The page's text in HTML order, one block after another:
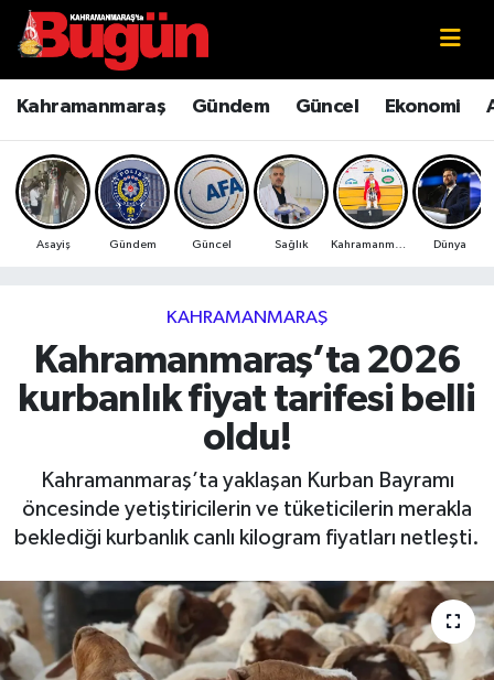
Kahramanmaraş Gündem Güncel Ekonomi
Asayiş Gündem Güncel Sağlık Dünya
KAHRAMANMARAŞ
Kahramanmaraş’ta 2026
kurbanlık fiyat tarifesi belli
oldu!
Kahramanmaraş’ta yaklaşan Kurban Bayramı
öncesinde yetiştiricilerin ve tüketicilerin merakla
beklediği kurbanlık canlı kilogram fiyatları netleşti.
Kahramanmaraş
Kahramanmaraş Sokak Röportajları
Bilim ve Teknoloji
Çevre
Ekonomi
Güncel
Haberde İnsan
Kültür Sanat
Magazin
Kahramanmaraş Nöbetçi Eczaneler
Kahramanmaraş Hava Durumu
Kahramanmaraş Namaz Vakitleri
Kahramanmaraş Trafik Yoğunluk Haritası
Süper Lig Puan Durumu ve Fikstür
Tüm Manşetler
Son Dakika Haberleri
Haber Arşivi